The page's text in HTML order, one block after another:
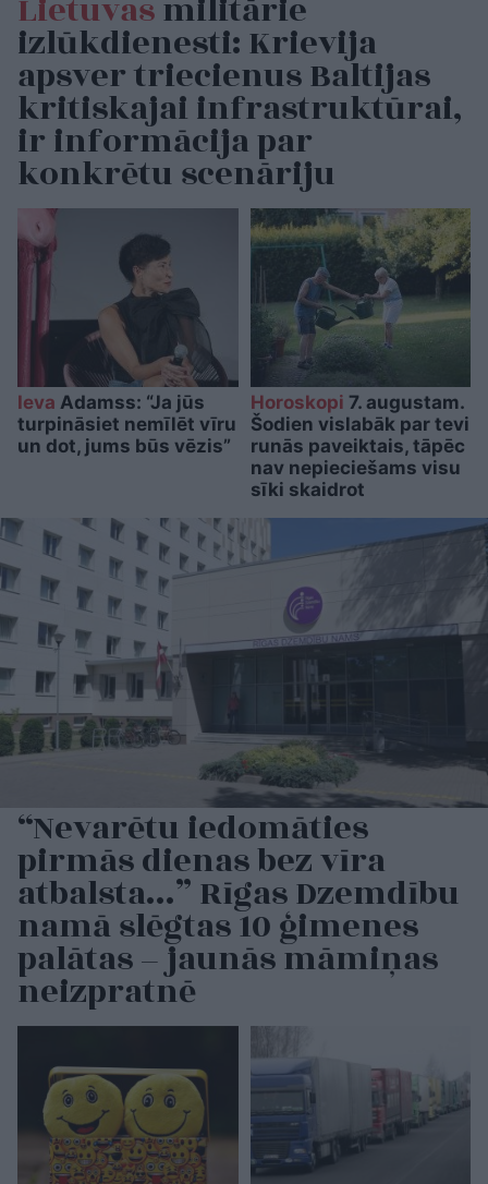
Lietuvasmilitārie
izlūkdienesti: Krievija
apsver triecienus Baltijas
kritiskajai infrastruktūrai,
ir informācija par
konkrētu scenāriju
Ieva Adamss: “Ja jūs
turpināsiet nemīlēt vīru
un dot, jums būs vēzis”
Horoskopi 7. augustam.
Šodien vislabāk par tevi
runās paveiktais, tāpēc
nav nepieciešams visu
sīki skaidrot
“Nevarētu iedomāties
pirmās dienas bez vīra
atbalsta…” Rīgas Dzemdību
namā slēgtas 10 ģimenes
palātas – jaunās māmiņas
neizpratnē